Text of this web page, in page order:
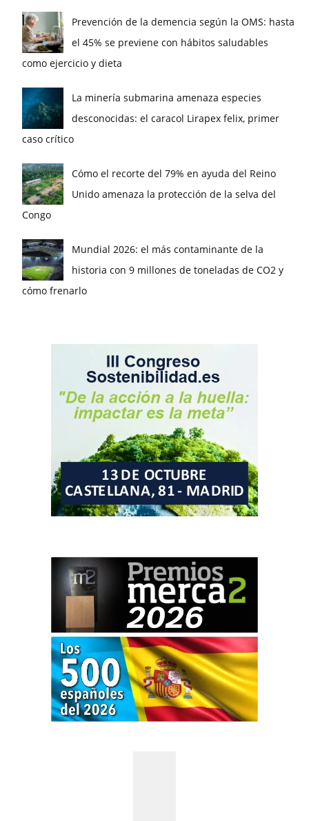
Prevención de la demencia según la OMS: hasta
el 45% se previene con hábitos saludables
como ejercicio y dieta
La minería submarina amenaza especies
desconocidas: el caracol Lirapex felix, primer
caso crítico
Cómo el recorte del 79% en ayuda del Reino
Unido amenaza la protección de la selva del
Congo
Mundial 2026: el más contaminante de la
historia con 9 millones de toneladas de CO2 y
cómo frenarlo